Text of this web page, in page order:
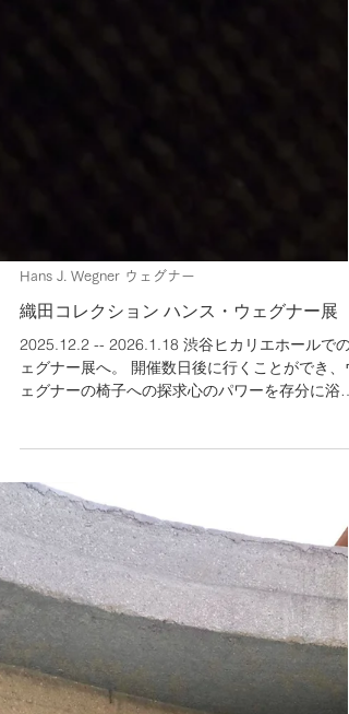
Hans J. Wegner ウェグナー
織田コレクション ハンス・ウェグナー展
2025.12.2 -- 2026.1.18 渋谷ヒカリエホールでのウ
ェグナー展へ。 開催数日後に行くことができ、ウ
ェグナーの椅子への探求心のパワーを存分に浴び
てきました。時間が足りません！ 椅子の研究・収
集活動されている織田氏のコレクションが約160
点、ほか家具など。ウェグナー幻のファーストチ
ェア（復刻展示）からファイナルチェアまで。会